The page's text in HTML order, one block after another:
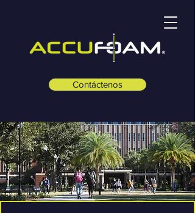
Contáctenos